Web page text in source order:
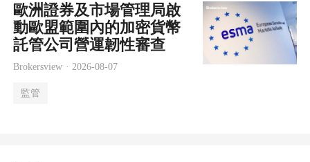
歐洲證券及市場管理局啟
動歐盟範圍內的加密貨幣
託管公司營運韌性審查
Brokersview · 2026-08-07
監管